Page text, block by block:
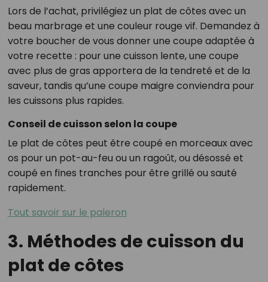
Lors de l’achat, privilégiez un plat de côtes avec un
beau marbrage et une couleur rouge vif. Demandez à
votre boucher de vous donner une coupe adaptée à
votre recette : pour une cuisson lente, une coupe
avec plus de gras apportera de la tendreté et de la
saveur, tandis qu’une coupe maigre conviendra pour
les cuissons plus rapides.
Conseil de cuisson selon la coupe
Le plat de côtes peut être coupé en morceaux avec
os pour un pot-au-feu ou un ragoût, ou désossé et
coupé en fines tranches pour être grillé ou sauté
rapidement.
Tout savoir sur le paleron
3. Méthodes de cuisson du
plat de côtes